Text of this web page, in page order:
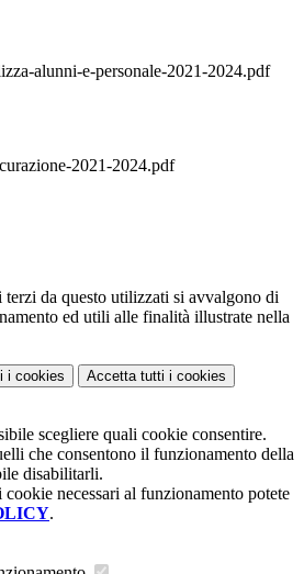
alunni-e-personale-2021-2024.pdf
2021-2024.pdf
da questo utilizzati si avvalgono di
ed utili alle finalità illustrate nella
i cookies Accetta tutti i cookies
scegliere quali cookie consentire.
che consentono il funzionamento della
disabilitarli.
necessari al funzionamento potete
.